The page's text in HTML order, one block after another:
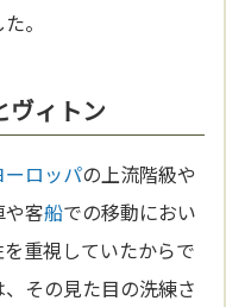
。
ヴィトン
ーロッパの上流階級や
や客船での移動におい
重視していたからで
その見た目の洗練さ